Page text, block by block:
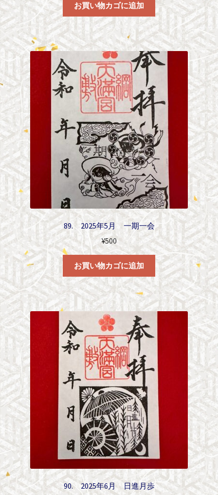
お買い物カゴに追加
89. 2025年5月 一期一会
¥500
お買い物カゴに追加
90. 2025年6月 日進月歩